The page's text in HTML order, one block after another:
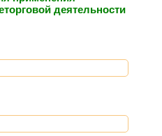
деятельности